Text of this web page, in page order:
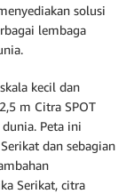
solusi
lembaga
kecil dan
m Citra SPOT
Peta ini
dan sebagian
Serikat, citra